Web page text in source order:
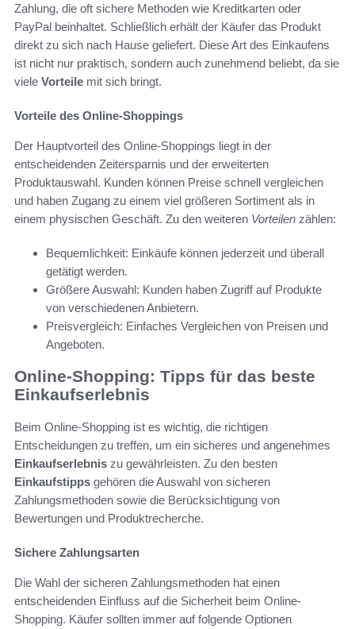
Zahlung, die oft sichere Methoden wie Kreditkarten oder
PayPal beinhaltet. Schließlich erhält der Käufer das Produkt
direkt zu sich nach Hause geliefert. Diese Art des Einkaufens
ist nicht nur praktisch, sondern auch zunehmend beliebt, da sie
viele Vorteile mit sich bringt.
Vorteile des Online-Shoppings
Der Hauptvorteil des Online-Shoppings liegt in der
entscheidenden Zeitersparnis und der erweiterten
Produktauswahl. Kunden können Preise schnell vergleichen
und haben Zugang zu einem viel größeren Sortiment als in
einem physischen Geschäft. Zu den weiteren Vorteilen zählen:
Bequemlichkeit: Einkäufe können jederzeit und überall
getätigt werden.
Größere Auswahl: Kunden haben Zugriff auf Produkte
von verschiedenen Anbietern.
Preisvergleich: Einfaches Vergleichen von Preisen und
Angeboten.
Online-Shopping: Tipps für das beste
Einkaufserlebnis
Beim Online-Shopping ist es wichtig, die richtigen
Entscheidungen zu treffen, um ein sicheres und angenehmes
Einkaufserlebnis zu gewährleisten. Zu den besten
Einkaufstipps gehören die Auswahl von sicheren
Zahlungsmethoden sowie die Berücksichtigung von
Bewertungen und Produktrecherche.
Sichere Zahlungsarten
Die Wahl der sicheren Zahlungsmethoden hat einen
entscheidenden Einfluss auf die Sicherheit beim Online-
Shopping. Käufer sollten immer auf folgende Optionen